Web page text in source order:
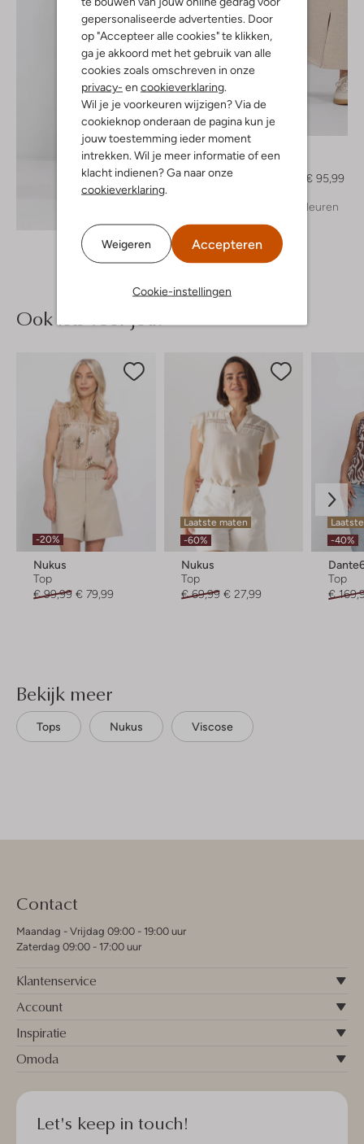
gepersonaliseerde advertenties. Door
op "Accepteer alle cookies" te klikken,
ga je akkoord met het gebruik van alle
cookies zoals omschreven in onze
privacy- en cookieverklaring.
Wil je je voorkeuren wijzigen? Via de
cookieknop onderaan de pagina kun je
jouw toestemming ieder moment
intrekken. Wil je meer informatie of een
klacht indienen? Ga naar onze
cookieverklaring.
Weigeren Accepteren
Cookie-instellingen
-20%
Maxirok
€ 95,99
+ meer kleuren
Ook iets voor jou?
-20%
Nukus
Top
€ 99,99 € 79,99
Laatste maten
-60%
Nukus
Top
€ 69,99 € 27,99
-40%
Top
€
Bekijk meer
Tops Nukus Viscose
Contact
Maandag - Vrijdag 09:00 - 19:00 uur
Zaterdag 09:00 - 17:00 uur
Klantenservice
Account
Inspiratie
Omoda
Let's keep in touch!